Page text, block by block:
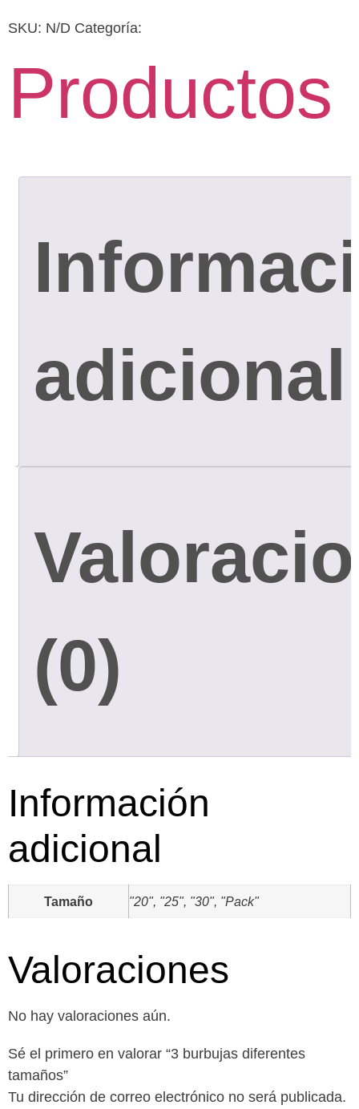
SKU: N/D Categoría:
Productos
adicional
(0)
Información
adicional
Tamaño "20", "25", "30", "Pack"
Valoraciones
No hay valoraciones aún.
Sé el primero en valorar “3 burbujas diferentes
tamaños”
Tu dirección de correo electrónico no será publicada.